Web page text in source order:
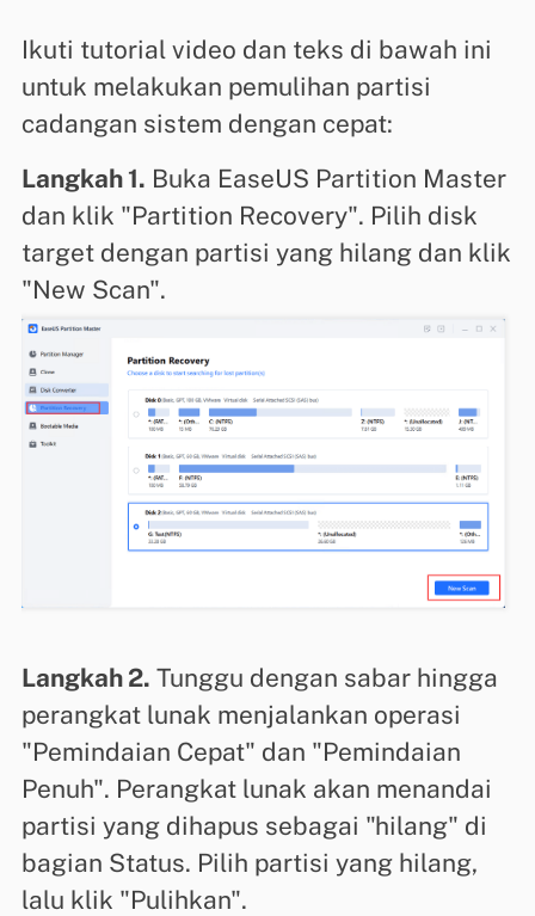
Ikuti tutorial video dan teks di bawah ini
untuk melakukan pemulihan partisi
cadangan sistem dengan cepat:
Langkah 1. Buka EaseUS Partition Master
dan klik "Partition Recovery". Pilih disk
target dengan partisi yang hilang dan klik
"New Scan".
Langkah 2. Tunggu dengan sabar hingga
perangkat lunak menjalankan operasi
"Pemindaian Cepat" dan "Pemindaian
Penuh". Perangkat lunak akan menandai
partisi yang dihapus sebagai "hilang" di
bagian Status. Pilih partisi yang hilang,
lalu klik "Pulihkan".